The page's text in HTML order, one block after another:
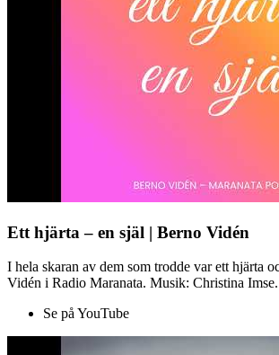
Ett hjärta – en själ | Berno Vidén
I hela skaran av dem som trodde var ett hjärta
Vidén i Radio Maranata. Musik: Christina
Se på YouTube